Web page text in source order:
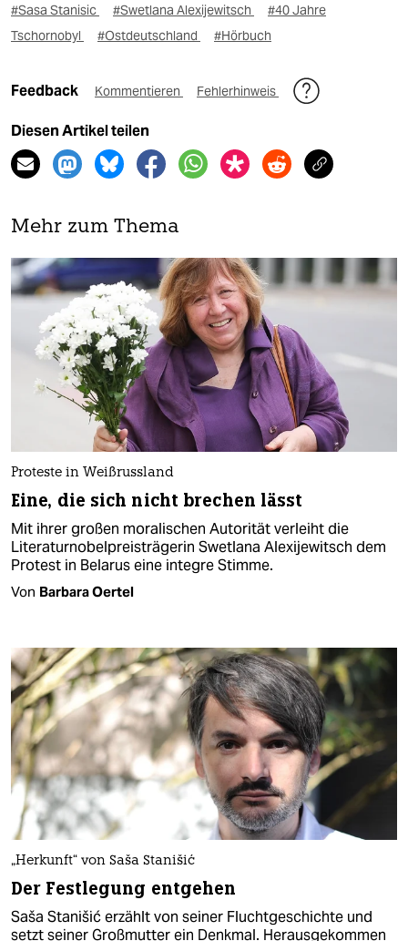
#Sasa Stanisic #Swetlana Alexijewitsch
#40 Jahre
Tschornobyl
#Ostdeutschland #Hörbuch
Feedback Kommentieren Fehlerhinweis
Diesen Artikel teilen
Mehr zum Thema
Proteste in Weißrussland
Eine, die sich nicht brechen lässt
Mit ihrer großen moralischen Autorität verleiht die
Literaturnobelpreisträgerin Swetlana Alexijewitsch dem
Protest in Belarus eine integre Stimme.
Von Barbara Oertel
„Herkunft“ von Saša Stanišić
Der Festlegung entgehen
Saša Stanišić erzählt von seiner Fluchtgeschichte und
setzt seiner Großmutter ein Denkmal. Herausgekommen